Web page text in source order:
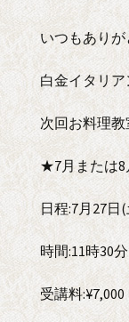
いつもありが
白金イタリ
次回お料理教
★7月または8
日程:7月27日
時間:11時30
受講料:¥7,000